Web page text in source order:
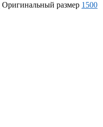
Оригинальный размер 1500